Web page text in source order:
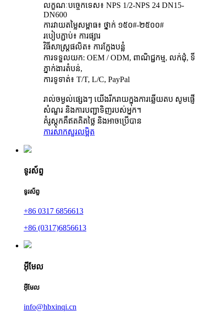
លក្ខណៈបច្ចេកទេស៖ NPS 1/2-NPS 24 DN15-
DN600
ការវាយតម្លៃសម្ពាធ៖ ថ្នាក់ ១៥០#-២៥០០#
របៀបភ្ជាប់៖ ការផ្សារ
វិធីសាស្រ្តផលិត៖ ការក្លែងបន្លំ
ការទទួលយក: OEM / ODM, ពាណិជ្ជកម្ម, លក់ដុំ, ទី
ភ្នាក់ងារតំបន់,
ការទូទាត់៖ T/T, L/C, PayPal
រាល់ចម្ងល់ផ្សេងៗ យើងរីករាយក្នុងការឆ្លើយតប សូមផ្ញើ
សំណួរ និងការបញ្ជាទិញរបស់អ្នក។
គំរូស្តុកគឺឥតគិតថ្លៃ និងអាចប្រើបាន
ការសាកសួរលម្អិត
ទូរស័ព្ទ
ទូរស័ព្ទ
+86 0317 6856613
+86 (0317)6856613
អ៊ីមែល
អ៊ីមែល
info@hbxinqi.cn